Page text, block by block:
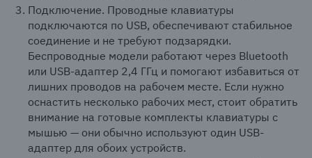
Подключение. Проводные клавиатуры
подключаются по USB, обеспечивают стабильное
соединение и не требуют подзарядки.
Беспроводные модели работают через Bluetooth
или USB-адаптер 2,4 ГГц и помогают избавиться от
лишних проводов на рабочем месте. Если нужно
оснастить несколько рабочих мест, стоит обратить
внимание на готовые комплекты клавиатуры с
мышью — они обычно используют один USB-
адаптер для обоих устройств.